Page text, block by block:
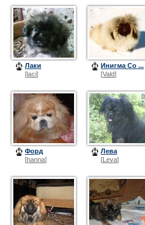
Лаки
[laci]
Инигма Со ...
[Vald]
Форд
[hanna]
Лева
[Leva]